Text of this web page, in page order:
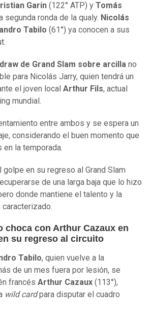
Garin (122° ATP) y Tomás
segunda ronda de la qualy. Nicolás
Tabilo (61°) ya conocen a sus
de Grand Slam sobre arcilla no
para Nicolás Jarry, quien tendrá un
el joven local Arthur Fils, actual
mundial.
entre ambos y se espera un
considerando el buen momento que
la temporada.
golpe en su regreso al Grand Slam
de una larga baja que lo hizo
donde mantiene el talento y la
choca con Arthur Cazaux en
su regreso al circuito
Tabilo, quien vuelve a la
de un mes fuera por lesión, se
francés Arthur Cazaux (113°),
wild cardpara disputar el cuadro